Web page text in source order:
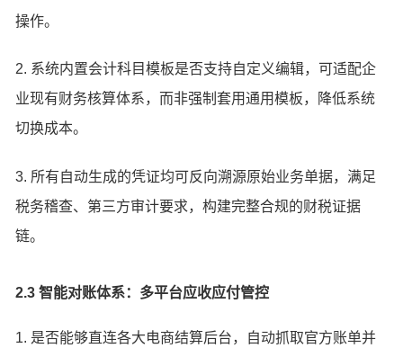
操作。
2. 系统内置会计科目模板是否支持自定义编辑，可适配企
业现有财务核算体系，而非强制套用通用模板，降低系统
切换成本。
3. 所有自动生成的凭证均可反向溯源原始业务单据，满足
税务稽查、第三方审计要求，构建完整合规的财税证据
链。
2.3 智能对账体系：多平台应收应付管控
1. 是否能够直连各大电商结算后台，自动抓取官方账单并